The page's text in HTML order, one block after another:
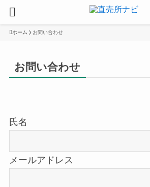
ホーム お問い合わせ
お問い合わせ
氏名
メールアドレス